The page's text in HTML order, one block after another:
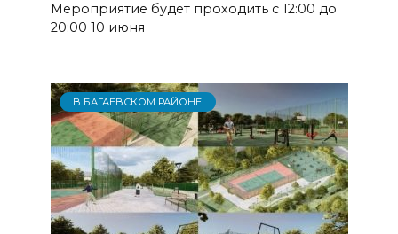
Мероприятие будет проходить с 12:00 до
20:00 10 июня
В БАГАЕВСКОМ РАЙОНЕ